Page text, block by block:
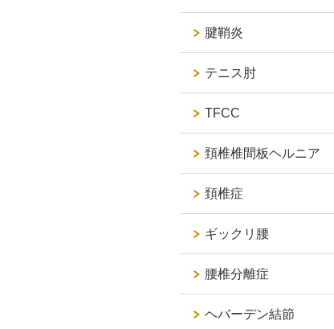
腱鞘炎
テニス肘
TFCC
頚椎椎間板ヘルニア
頚椎症
ギックリ腰
腰椎分離症
ヘバーデン結節